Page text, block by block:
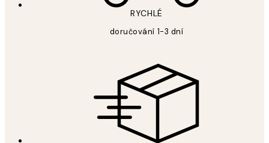
RYCHLÉ
doručování 1-3 dní